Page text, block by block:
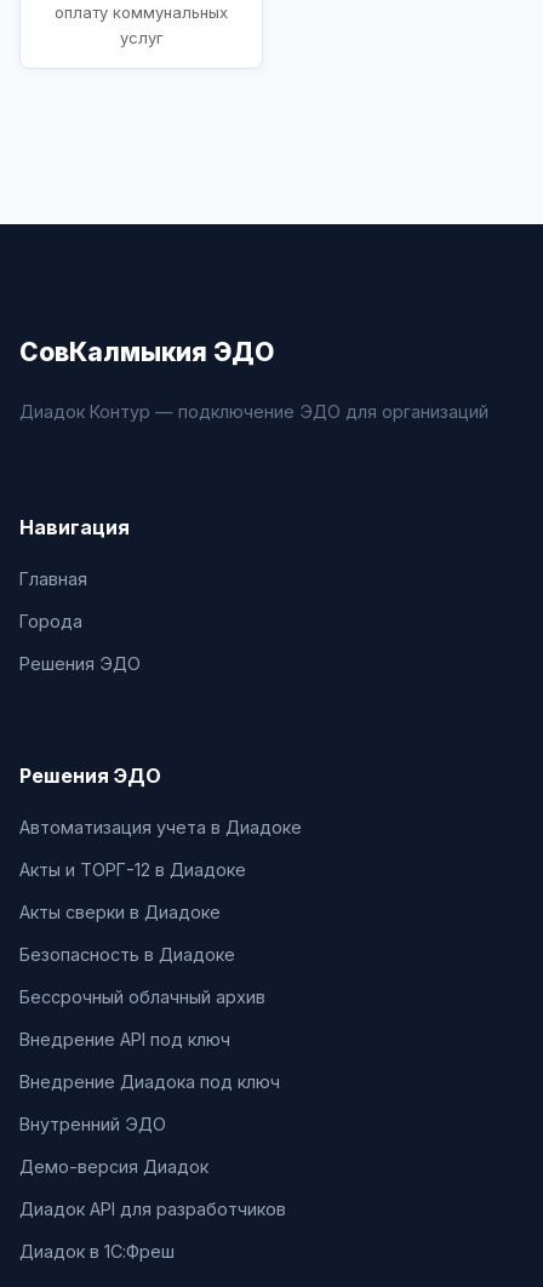
оплату коммунальных
услуг
СовКалмыкия ЭДО
Диадок Контур — подключение ЭДО для организаций
Навигация
Главная
Города
Решения ЭДО
Решения ЭДО
Автоматизация учета в Диадоке
Акты и ТОРГ-12 в Диадоке
Акты сверки в Диадоке
Безопасность в Диадоке
Бессрочный облачный архив
Внедрение API под ключ
Внедрение Диадока под ключ
Внутренний ЭДО
Демо-версия Диадок
Диадок API для разработчиков
Диадок в 1С:Фреш